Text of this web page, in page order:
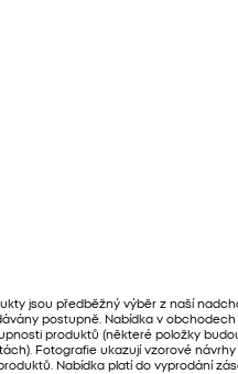
jsou předběžný výběr z naší
postupně. Nabídka v obchodech
produktů (některé položky
Fotografie ukazují vzorové
Nabídka platí do vyprodání